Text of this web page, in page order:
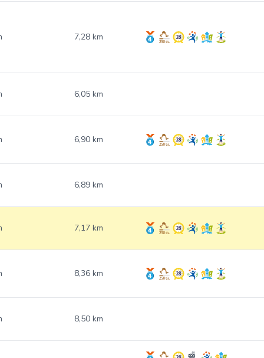
7,28 km
6,05 km
6,90 km
6,89 km
7,17 km
8,36 km
8,50 km